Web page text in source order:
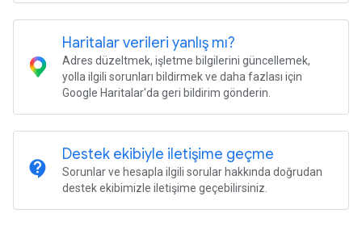
Haritalar verileri yanlış mı?
Adres düzeltmek, işletme bilgilerini güncellemek,
yolla ilgili sorunları bildirmek ve daha fazlası için
Google Haritalar'da geri bildirim gönderin.
contact_support
Destek ekibiyle iletişime geçme
Sorunlar ve hesapla ilgili sorular hakkında doğrudan
destek ekibimizle iletişime geçebilirsiniz.